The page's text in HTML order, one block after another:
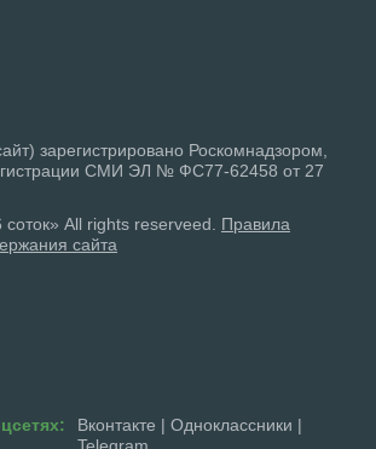
зарегистрировано Роскомнадзором,
СМИ ЭЛ № ФС77-62458 от 27
All rights reserveed. Правила
сайта
Вконтакте | Одноклассники |